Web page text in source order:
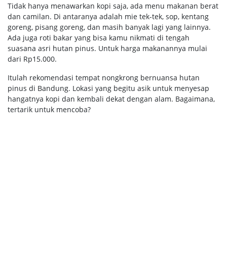
Tidak hanya menawarkan kopi saja, ada menu makanan berat
dan camilan. Di antaranya adalah mie tek-tek, sop, kentang
goreng, pisang goreng, dan masih banyak lagi yang lainnya.
Ada juga roti bakar yang bisa kamu nikmati di tengah
suasana asri hutan pinus. Untuk harga makanannya mulai
dari Rp15.000.
Itulah rekomendasi tempat nongkrong bernuansa hutan
pinus di Bandung. Lokasi yang begitu asik untuk menyesap
hangatnya kopi dan kembali dekat dengan alam. Bagaimana,
tertarik untuk mencoba?